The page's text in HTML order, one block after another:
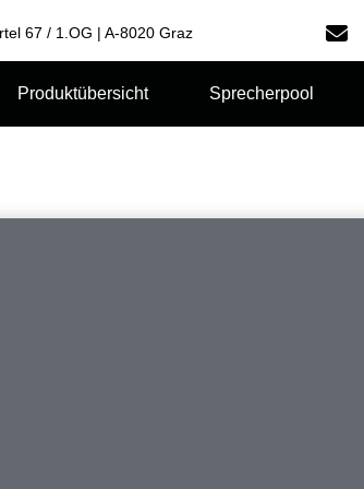
67 / 1.OG | A-8020 Graz
Produktübersicht Sprecherpool